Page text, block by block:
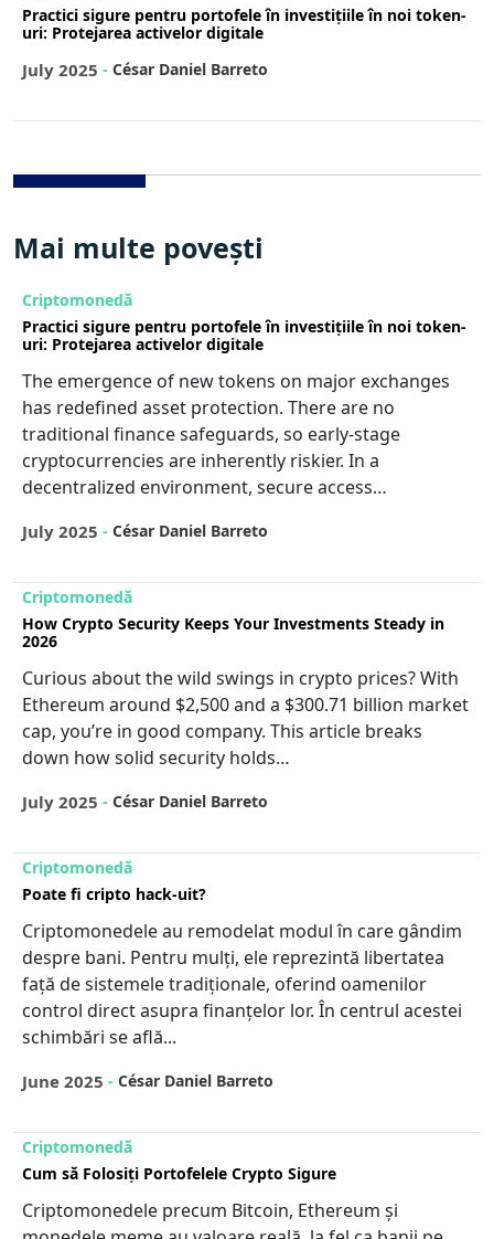
Practici sigure pentru portofele în investițiile în noi token-
uri: Protejarea activelor digitale
July 2025 - César Daniel Barreto
Mai multe povești
Criptomonedă
Practici sigure pentru portofele în investițiile în noi token-
uri: Protejarea activelor digitale
The emergence of new tokens on major exchanges
has redefined asset protection. There are no
traditional finance safeguards, so early-stage
cryptocurrencies are inherently riskier. In a
decentralized environment, secure access…
July 2025 - César Daniel Barreto
Criptomonedă
How Crypto Security Keeps Your Investments Steady in
2026
Curious about the wild swings in crypto prices? With
Ethereum around $2,500 and a $300.71 billion market
cap, you’re in good company. This article breaks
down how solid security holds…
July 2025 - César Daniel Barreto
Criptomonedă
Poate fi cripto hack-uit?
Criptomonedele au remodelat modul în care gândim
despre bani. Pentru mulți, ele reprezintă libertatea
față de sistemele tradiționale, oferind oamenilor
control direct asupra finanțelor lor. În centrul acestei
schimbări se află...
June 2025 - César Daniel Barreto
Criptomonedă
Cum să Folosiți Portofelele Crypto Sigure
Criptomonedele precum Bitcoin, Ethereum și